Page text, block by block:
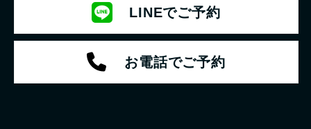
LINEでご予約
お電話でご予約